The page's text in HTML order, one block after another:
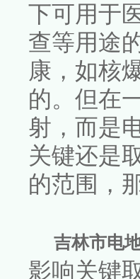
下可用于
查等用途
康，如核
的。但在
射，而是
关键还是
的范围，
吉林市电
影响关键